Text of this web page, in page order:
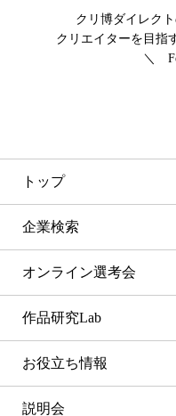
クリ博ダイレク
クリエイターを目指
＼
トップ
企業検索
オンライン選考会
作品研究Lab
お役立ち情報
説明会